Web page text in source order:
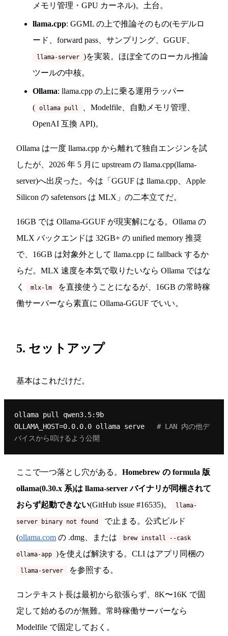
メモリ管理・GPU カーネル)。土台。
llama.cpp: GGML の上で推論そのもの(モデルロ
ード、forward pass、サンプリング、GGUF、
llama-server )を実装。ほぼ全てのローカル推論
ツールの中核。
Ollama: llama.cpp の上に乗る運用ラッパー
( ollama pull
、Modelfile、自動メモリ管理、
OpenAI 互換 API)。
Ollama は一度 llama.cpp から離れて独自エンジンを試
したが、2026 年 5 月に upstream の llama.cpp(llama-
server)へ出戻った。今は「GGUF は llama.cpp、Apple
Silicon の safetensors は MLX」の二本立てだ。
16GB では Ollama-GGUF が現実解になる。Ollama の
MLX バックエンドは 32GB+ の unified memory 推奨
で、16GB は対象外として llama.cpp に fallback するか
らだ。MLX 速度を本気で取りたいなら Ollama ではな
く
mlx-lm
を直接使うことになるが、16GB の常時稼
働サーバーなら素直に Ollama-GGUF でいい。
5. セットアップ
基本はこれだけだ。
ollama pull qwen3.5:9b
OLLAMA_HOST=0.0.0.0 ollama serve # LAN 内の他デ
バイスから叩けるよう公開
ここで一つ落とし穴がある。 Homebrew の formula 版
ollama(0.30.x 系)は llama-server バイナリが同梱されて
おらず起動できない(GitHub issue #16535)。 llama-
server binary not found
で止まる。公式ビルド
(ollama.com の .dmg、または brew install --cask
ollama-app )を使えば解決する。CLI はアプリ同梱の
llama-server を参照する。
コンテキスト長は最初から欲張らず、8K〜16K で固
定して始めるのが無難。常時稼働サーバーなら
Modelfile で固定しておく。